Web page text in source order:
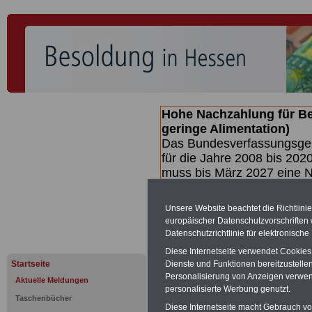
Startseite
Aktuelle Meldungen
Taschenbücher
Hohe Nachzahlung für
geringe Alimentation)
Das
für die Jahre 2008 bis
muss bis März 2027 eine
(Beamte &
geben (Medienberichten
mind.3.000 und 13.000
hierzu eine Broschüre
des Gesetzentwurfs der
(wahrscheinlich im
Broschüre.
Unsere Website beachtet die
europäischer
Datenschutzrichtlinie für
Diese Internetseite verwendet
Dienste und Funktionen
Personalisierung von Anzeigen
personalisierte Werbung genutzt.
Diese Internetseite macht Gebrauch